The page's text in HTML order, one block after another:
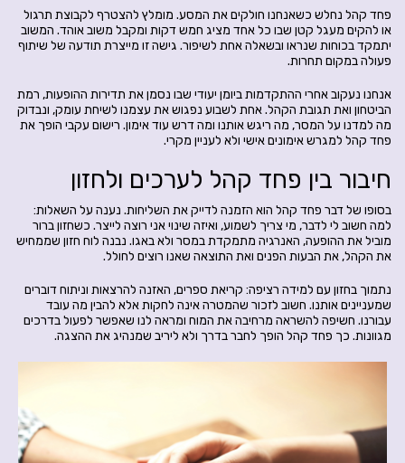
פחד קהל נחלש כשאנחנו חולקים את המסע. מומלץ להצטרף לקבוצת תרגול
או להקים מעגל קטן שבו כל אחד מציג חמש דקות ומקבל משוב אוהד. המשוב
יתמקד בכוחות שנראו ובשאלה אחת לשיפור. גישה זו מייצרת תודעה של שיתוף
פעולה במקום תחרות.
אנחנו נעקוב אחרי ההתקדמות ביומן יעודי שבו נסמן את תדירות ההופעות, רמת
הביטחון ואת תגובת הקהל. אחת לשבוע נפגוש את עצמנו לשיחת עומק, ונבדוק
מה למדנו על המסר, מה ריגש אותנו ומה דרש עוד אימון. רישום עקבי הופך את
פחד קהל למגרש אימונים אישי ולא לעניין מקרי.
חיבור בין פחד קהל לערכים ולחזון
בסופו של דבר פחד קהל הוא הזמנה לדייק את השליחות. נענה על השאלות:
למה חשוב לי לדבר, מי צריך לשמוע, ואיזה שינוי אני רוצה לייצר. כשחזון ברור
מוביל את ההופעה, האנרגיה מתמקדת במסר ולא באגו. נבנה לוח חזון שממחיש
את הקהל, את הבעות הפנים ואת התוצאה שאנו רוצים לחולל.
נתמוך בחזון עם למידה רציפה: קריאת ספרים, האזנה להרצאות וניתוח דוברים
שמעניינים אותנו. חשוב לזכור שהמטרה אינה לחקות אלא להבין מה עובד
עבורנו. חשיפה להשראה מרחיבה את המוח ומראה לנו שאפשר לפעול בדרכים
מגוונות. כך פחד קהל הופך לחבר בדרך ולא ליריב שמנהיג את ההצגה.